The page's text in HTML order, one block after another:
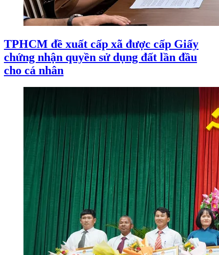
TPHCM đề xuất cấp xã được cấp Giấy
chứng nhận quyền sử dụng đất lần đầu
cho cá nhân